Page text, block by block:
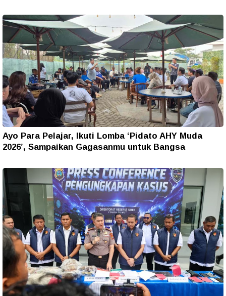
Ayo Para Pelajar, Ikuti Lomba ‘Pidato AHY Muda
2026’, Sampaikan Gagasanmu untuk Bangsa